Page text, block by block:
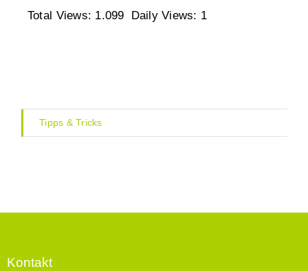
Total Views: 1.099 Daily Views: 1
Tipps & Tricks
Kontakt